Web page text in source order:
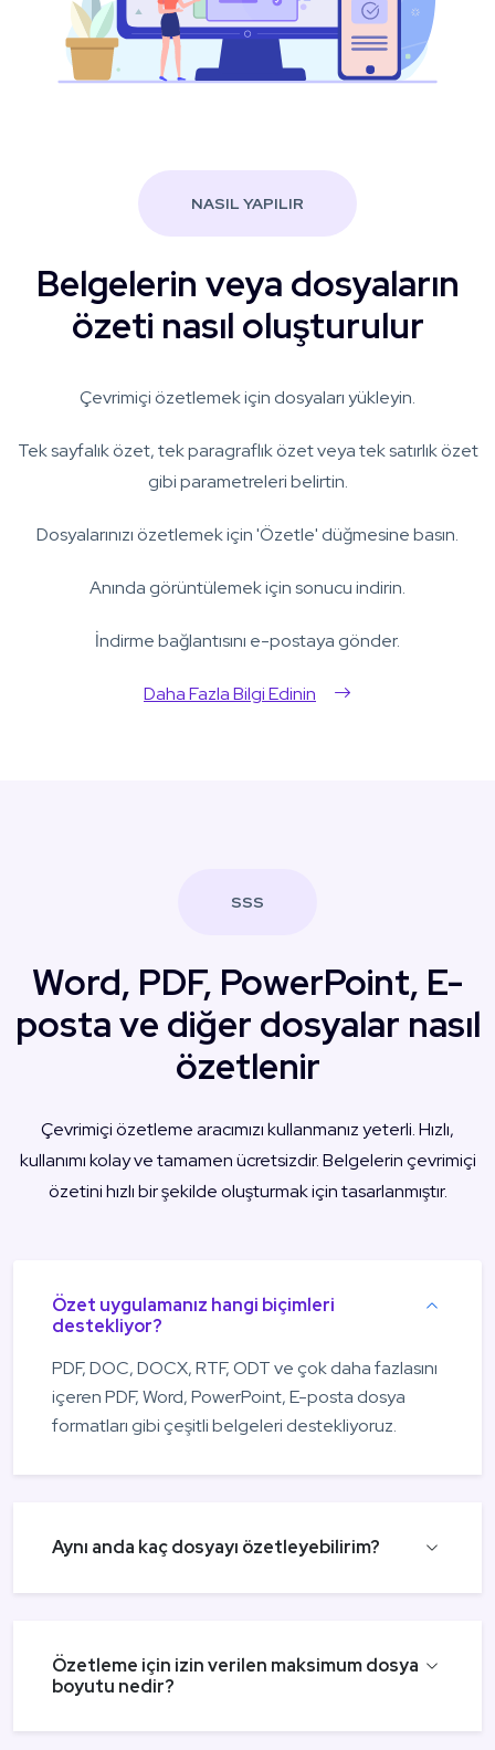
NASIL YAPILIR
Belgelerin veya dosyaların
özeti nasıl oluşturulur
Çevrimiçi özetlemek için dosyaları yükleyin.
Tek sayfalık özet, tek paragraflık özet veya tek satırlık özet
gibi parametreleri belirtin.
Dosyalarınızı özetlemek için 'Özetle' düğmesine basın.
Anında görüntülemek için sonucu indirin.
İndirme bağlantısını e-postaya gönder.
Daha Fazla Bilgi Edinin
SSS
Word, PDF, PowerPoint, E-
posta ve diğer dosyalar nasıl
özetlenir
Çevrimiçi özetleme aracımızı kullanmanız yeterli. Hızlı,
kullanımı kolay ve tamamen ücretsizdir. Belgelerin çevrimiçi
özetini hızlı bir şekilde oluşturmak için tasarlanmıştır.
Özet uygulamanız hangi biçimleri
destekliyor?
PDF, DOC, DOCX, RTF, ODT ve çok daha fazlasını
içeren PDF, Word, PowerPoint, E-posta dosya
formatları gibi çeşitli belgeleri destekliyoruz.
Aynı anda kaç dosyayı özetleyebilirim?
Özetleme için izin verilen maksimum dosya
boyutu nedir?